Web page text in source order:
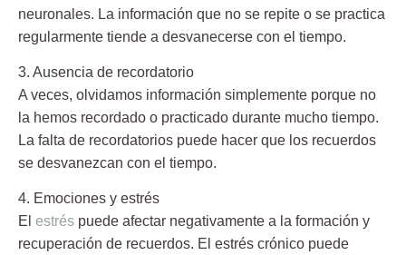
neuronales. La información que no se repite o se practica
regularmente tiende a desvanecerse con el tiempo.
3. Ausencia de recordatorio
A veces, olvidamos información simplemente porque no
la hemos recordado o practicado durante mucho tiempo.
La falta de recordatorios puede hacer que los recuerdos
se desvanezcan con el tiempo.
4. Emociones y estrés
El estrés puede afectar negativamente a la formación y
recuperación de recuerdos. El estrés crónico puede